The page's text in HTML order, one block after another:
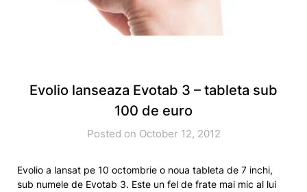
Evolio lanseaza Evotab 3 – tableta sub
100 de euro
Posted on October 12, 2012
Evolio a lansat pe 10 octombrie o noua tableta de 7 inchi,
sub numele de Evotab 3. Este un fel de frate mai mic al lui